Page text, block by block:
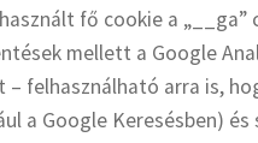
fő cookie a „__ga”
mellett a Google
felhasználható arra is,
a Google Keresésben)